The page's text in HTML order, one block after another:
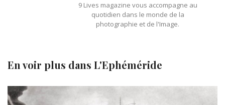
9 Lives magazine vous accompagne au
quotidien dans le monde de la
photographie et de l'Image.
En voir plus dans L'Ephéméride